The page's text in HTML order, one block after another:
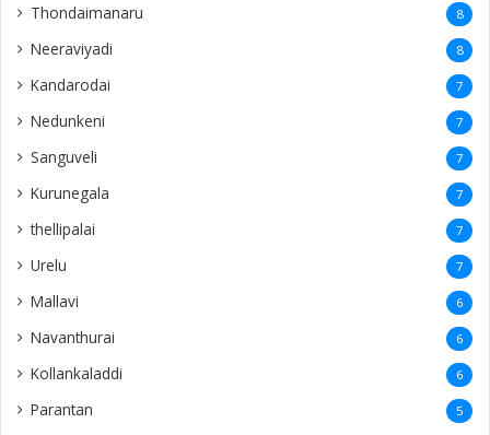
Thondaimanaru 8
Neeraviyadi 8
Kandarodai 7
Nedunkeni 7
Sanguveli 7
Kurunegala 7
thellipalai 7
Urelu 7
Mallavi 6
Navanthurai 6
Kollankaladdi 6
Parantan 5